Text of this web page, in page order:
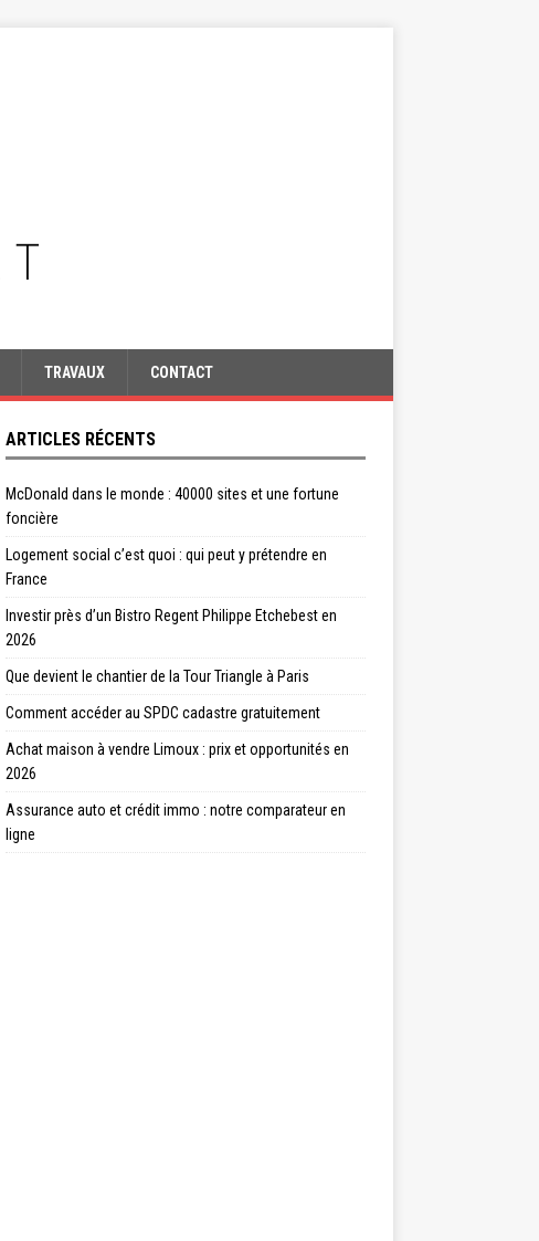
TRAVAUX CONTACT
ARTICLES RÉCENTS
McDonald dans le monde : 40000 sites et une fortune
foncière
Logement social c’est quoi : qui peut y prétendre en
France
Investir près d’un Bistro Regent Philippe Etchebest en
2026
Que devient le chantier de la Tour Triangle à Paris
Comment accéder au SPDC cadastre gratuitement
Achat maison à vendre Limoux : prix et opportunités en
2026
Assurance auto et crédit immo : notre comparateur en
ligne